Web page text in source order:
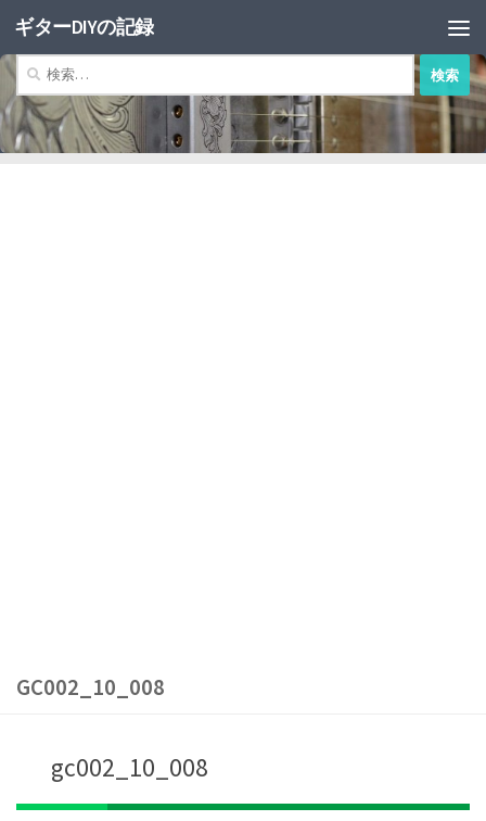
コンテンツへスキップ
ギターDIYの記録
索:
GC002_10_008
gc002_10_008